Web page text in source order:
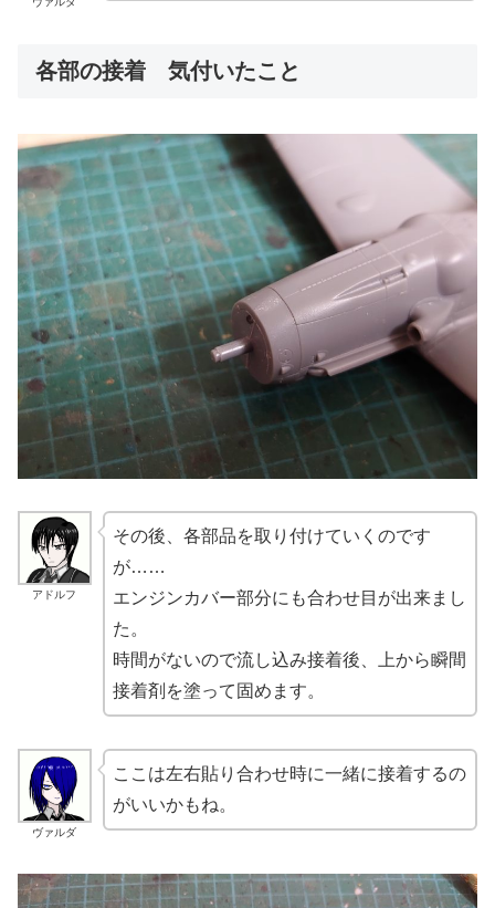
各部の接着 気付いたこと
アドルフ
その後、各部品を取り付けていくのです
が……
エンジンカバー部分にも合わせ目が出来まし
た。
時間がないので流し込み接着後、上から瞬間
接着剤を塗って固めます。
ヴァルダ
ここは左右貼り合わせ時に一緒に接着するの
がいいかもね。